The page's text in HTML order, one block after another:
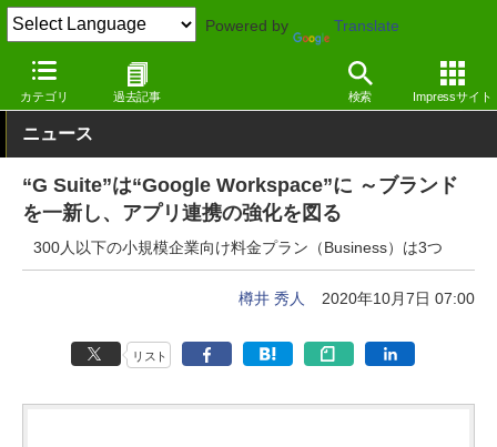
Powered by Translate
カテゴリ 過去記事 検索 Impressサイト
窓の杜 オフィス・ドキュメント Webサービス
ニュース
“G Suite”は“Google Workspace”に ～ブランド
を一新し、アプリ連携の強化を図る
300人以下の小規模企業向け料金プラン（Business）は3つ
樽井 秀人 2020年10月7日 07:00
リスト